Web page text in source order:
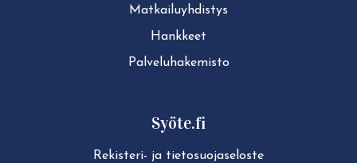
Mat­kai­lu­yh­dis­tys
Hankkeet
Pal­ve­lu­ha­ke­mis­to
Syöte.fi
Rekisteri- ja tie­to­suo­ja­se­los­te